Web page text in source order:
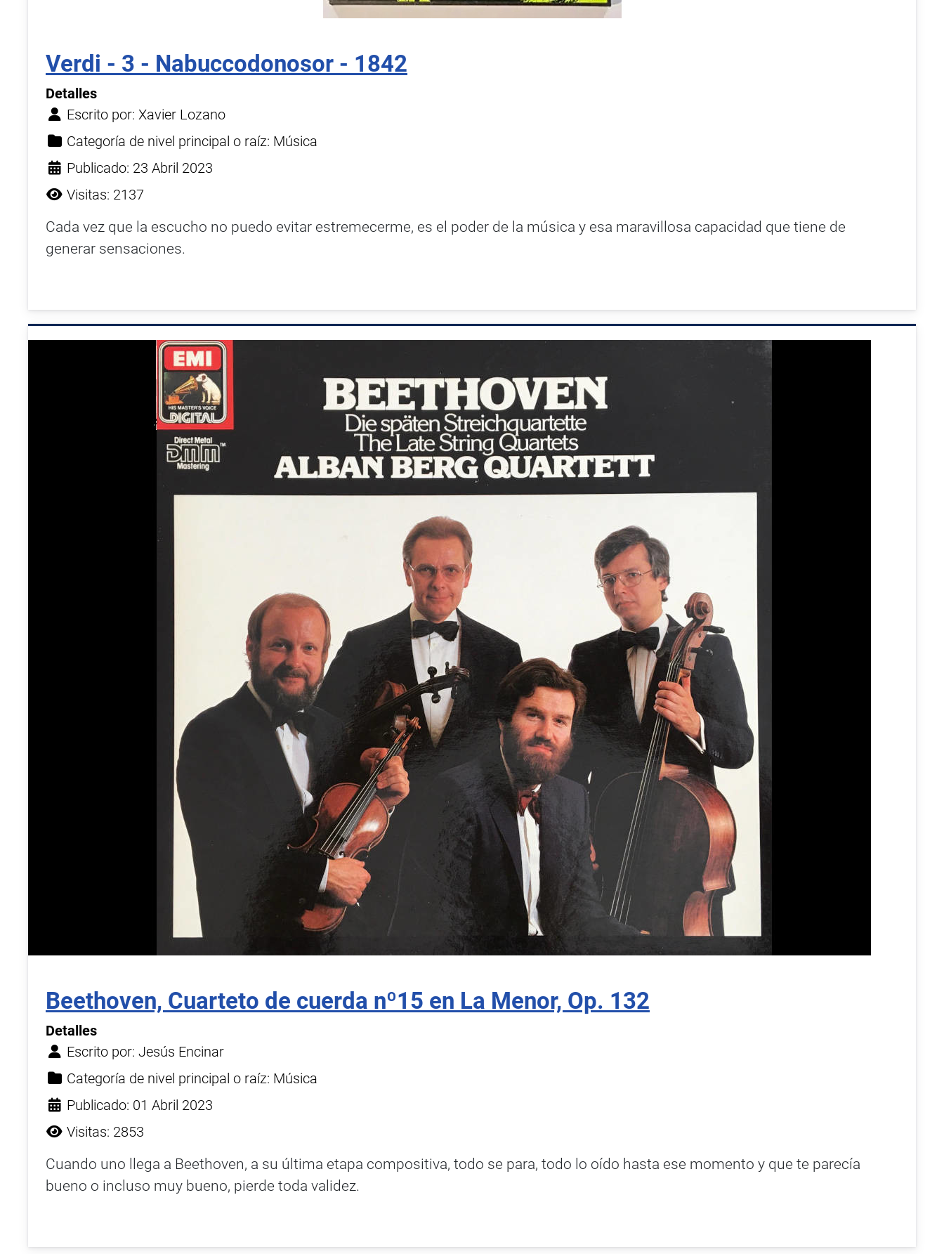
Verdi - 3 - Nabuccodonosor - 1842
Detalles
Escrito por: Xavier Lozano
Categoría de nivel principal o raíz: Música
Publicado: 23 Abril 2023
Visitas: 2137
Cada vez que la escucho no puedo evitar estremecerme, es el poder de la música y esa maravillosa capacidad que tiene de
generar sensaciones.
Beethoven, Cuarteto de cuerda nº15 en La Menor, Op. 132
Detalles
Escrito por: Jesús Encinar
Categoría de nivel principal o raíz: Música
Publicado: 01 Abril 2023
Visitas: 2853
Cuando uno llega a Beethoven, a su última etapa compositiva, todo se para, todo lo oído hasta ese momento y que te parecía
bueno o incluso muy bueno, pierde toda validez.